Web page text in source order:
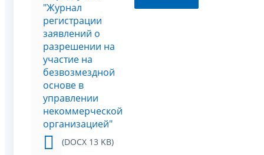
"Журнал
регистрации
заявлений о
разрешении на
участие на
безвозмездной
основе в
управлении
некоммерческой
организацией"
(DOCX 13 KB)